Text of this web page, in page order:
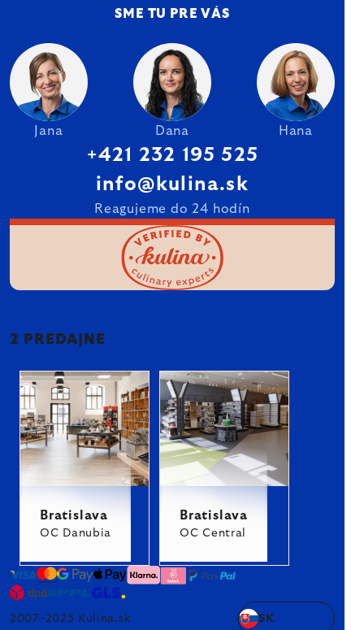
SME TU PRE VÁS
Jana Dana Hana
+421 232 195 525
info@kulina.sk
Reagujeme do 24 hodín
2 PREDAJNE
Bratislava
OC Danubia
Bratislava
OC Central
2007–2025 Kulina.sk SK